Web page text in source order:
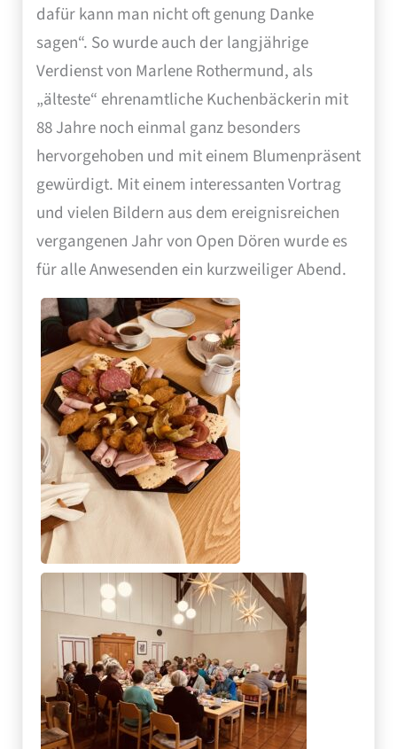
dafür kann man nicht oft genung Danke
sagen“. So wurde auch der langjährige
Verdienst von Marlene Rothermund, als
„älteste“ ehrenamtliche Kuchenbäckerin mit
88 Jahre noch einmal ganz besonders
hervorgehoben und mit einem Blumenpräsent
gewürdigt. Mit einem interessanten Vortrag
und vielen Bildern aus dem ereignisreichen
vergangenen Jahr von Open Dören wurde es
für alle Anwesenden ein kurzweiliger Abend.